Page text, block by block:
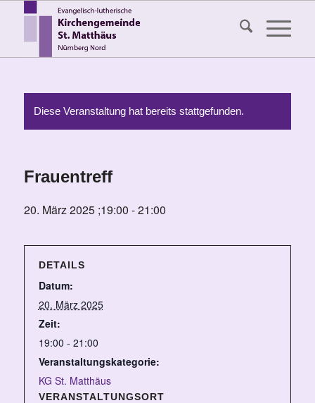
Diese Veranstaltung hat bereits stattgefunden.
Frauentreff
20. März 2025 ;19:00 -21:00
DETAILS
Datum:
20. März 2025
Zeit:
19:00 - 21:00
Veranstaltungskategorie:
KG St. Matthäus
VERANSTALTUNGSORT